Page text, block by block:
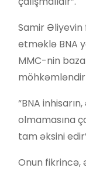
Samir Əliyevin
etməklə BNA
MMC-nin
“BNA
olmamasına
tam əksini
Onun fikrincə,